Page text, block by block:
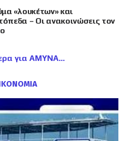
«λουκέτων» και
– Οι ανακοινώσεις τον
για ΑΜΥΝΑ